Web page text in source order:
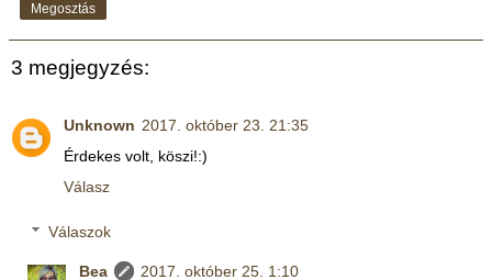
Megosztás
3 megjegyzés:
Unknown 2017. október 23. 21:35
Érdekes volt, köszi!:)
Válasz
Válaszok
Bea
2017. október 25. 1:10